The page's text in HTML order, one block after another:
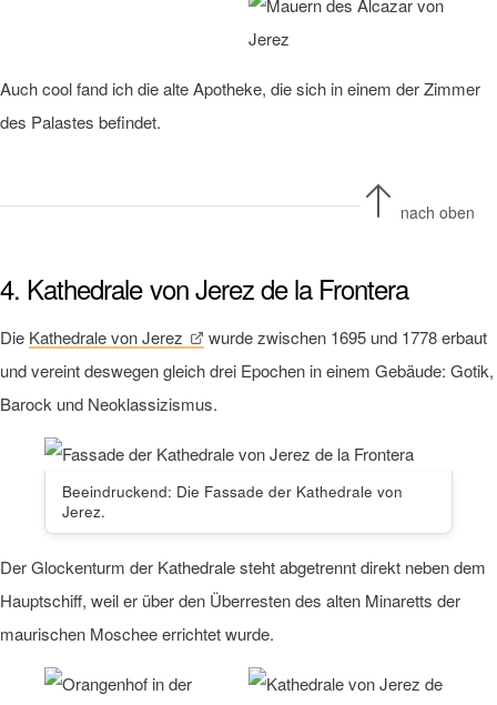
Auch cool fand ich die alte Apotheke, die sich in einem der Zimmer
des Palastes befindet.
nach oben
4. Kathedrale von Jerez de la Frontera
Die Kathedrale von Jerez
wurde zwischen 1695 und 1778 erbaut
und vereint deswegen gleich drei Epochen in einem Gebäude: Gotik,
Barock und Neoklassizismus.
Beeindruckend: Die Fassade der Kathedrale von
Jerez.
Der Glockenturm der Kathedrale steht abgetrennt direkt neben dem
Hauptschiff, weil er über den Überresten des alten Minaretts der
maurischen Moschee errichtet wurde.